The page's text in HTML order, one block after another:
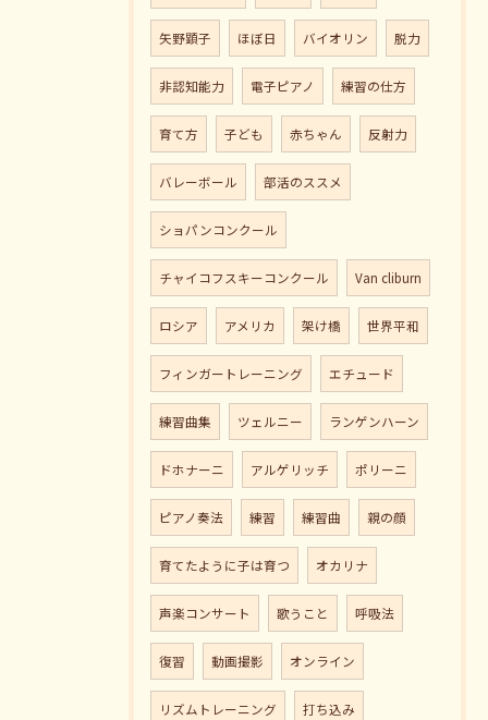
矢野顕子 ほぼ日 バイオリン 脱力
非認知能力 電子ピアノ 練習の仕方
育て方 子ども 赤ちゃん 反射力
バレーボール 部活のススメ
ショパンコンクール
チャイコフスキーコンクール Van cliburn
ロシア アメリカ 架け橋 世界平和
フィンガートレーニング エチュード
練習曲集 ツェルニー ランゲンハーン
ドホナーニ アルゲリッチ ポリーニ
ピアノ奏法 練習 練習曲 親の顔
育てたように子は育つ オカリナ
声楽コンサート 歌うこと 呼吸法
復習 動画撮影 オンライン
リズムトレーニング 打ち込み